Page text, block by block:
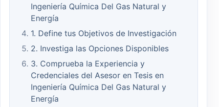
Ingeniería Química Del Gas Natural y
Energía
1. Define tus Objetivos de Investigación
2. Investiga las Opciones Disponibles
3. Comprueba la Experiencia y
Credenciales del Asesor en Tesis en
Ingeniería Química Del Gas Natural y
Energía